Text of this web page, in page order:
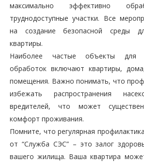
максимально эффективно
труднодоступные участки. Все
на создание безопасной среды
квартиры.
Наиболее частые объекты для
обработок включают квартиры,
помещения. Важно понимать, что
избежать распространения
вредителей, что может
комфорт проживания.
Помните, что регулярная
от “Служба СЭС” – это залог
вашего жилища. Ваша квартира